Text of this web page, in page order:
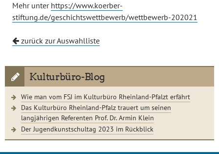
Mehr unter https://www.koerber-
stiftung.de/geschichtswettbewerb/wettbewerb-202021
zurück zur Auswahlliste
Kulturbüro-Blog
Wie man vom FSJ im Kulturbüro Rheinland-Pfalzt erfährt
Das Kulturbüro Rheinland-Pfalz trauert um seinen
langjährigen Referenten Prof. Dr. Armin Klein
Der Jugendkunstschultag 2023 im Rückblick